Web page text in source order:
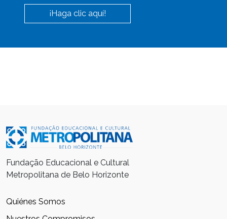
¡Haga clic aquí!
Fundação Educacional e Cultural
Metropolitana de Belo Horizonte
Quiénes Somos